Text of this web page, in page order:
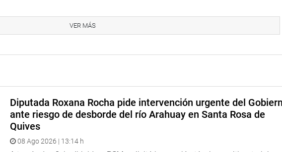
la tercera vicepresidencia del Congreso de la República a través de la Oficina
Martes Democrático realizó la Capacitación Virtual “Interculturalidad,
Alternativa, Intercultural Bilingüe y de Servicios Educativos en el Ámbito
y de la Universidad Cayetano Heredia.
VER MÁS
Diputada Roxana Rocha pide intervención urgente del
ante riesgo de desborde del río Arahuay en Santa Rosa de
Quives
08 Ago 2026 | 13:14 h